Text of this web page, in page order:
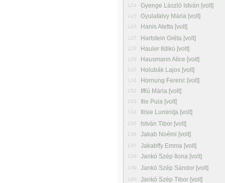
124 Gyenge László István [volt]
125 Gyulafalvy Mária [volt]
126 Hanis Aletta [volt]
127 Hartstein Gréta [volt]
128 Hauler Ildikó [volt]
129 Hausmann Alice [volt]
130 Holubák Lajos [volt]
131 Hornung Ferenc [volt]
132 Iffiú Mária [volt]
133 Ilie Puia [volt]
134 Ilisie Luminiţa [volt]
135 István Tibor [volt]
136 Jakab Noémi [volt]
137 Jakabffy Emma [volt]
138 Jankó Szép Ilona [volt]
139 Jankó Szép Sándor [volt]
140 Jankó Szép Tibor [volt]